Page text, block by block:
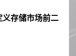
存储市场前二